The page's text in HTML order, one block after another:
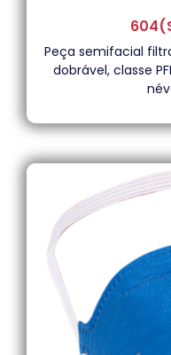
Peça semifacial
dobrável, classe